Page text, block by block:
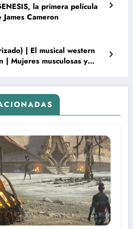
la primera película
Cameron
| El musical western
| Mujeres musculosas y